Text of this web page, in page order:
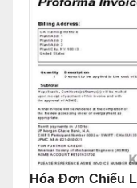
Hóa Đơn Chiếu